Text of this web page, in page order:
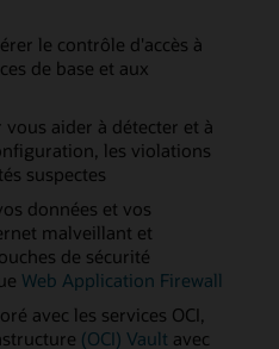
le contrôle d'accès à
de base et aux
aider à détecter et à
les violations
suspectes
données et vos
malveillant et
de sécurité
Web Application Firewall
avec les services OCI,
(OCI) Vault avec